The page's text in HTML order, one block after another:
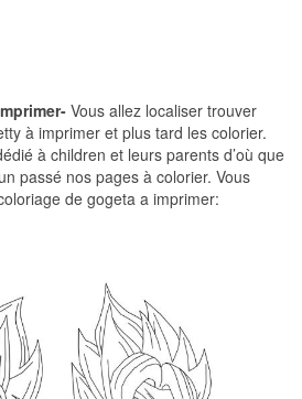
Vous allez localiser trouver
à imprimer et plus tard les colorier.
à children et leurs parents d’où que
passé nos pages à colorier. Vous
de gogeta a imprimer: